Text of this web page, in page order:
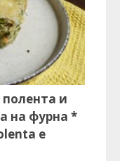
полента и
на фурна *
e